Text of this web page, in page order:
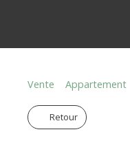
Vente Appartement
Retour